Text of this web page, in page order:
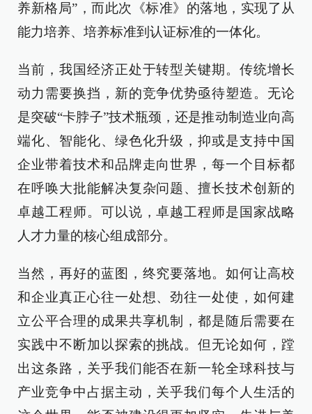
养新格局”，而此次《标准》的落地，实现了从
能力培养、培养标准到认证标准的一体化。
当前，我国经济正处于转型关键期。传统增长
动力需要换挡，新的竞争优势亟待塑造。无论
是突破“卡脖子”技术瓶颈，还是推动制造业向高
端化、智能化、绿色化升级，抑或是支持中国
企业带着技术和品牌走向世界，每一个目标都
在呼唤大批能解决复杂问题、擅长技术创新的
卓越工程师。可以说，卓越工程师是国家战略
人才力量的核心组成部分。
当然，再好的蓝图，终究要落地。如何让高校
和企业真正心往一处想、劲往一处使，如何建
立公平合理的成果共享机制，都是随后需要在
实践中不断加以探索的挑战。但无论如何，蹚
出这条路，关乎我们能否在新一轮全球科技与
产业竞争中占据主动，关乎我们每个人生活的